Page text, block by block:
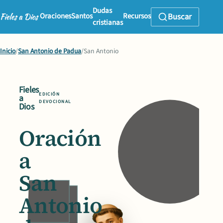
OracionesSantos
Dudas
cristianas
Recursos Buscar
Inicio/San Antonio de Padua/San Antonio
Fieles
a
Dios
EDICIÓN
DEVOCIONAL
Oración
a
San
Antonio